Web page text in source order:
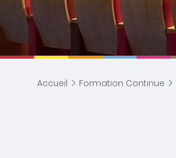
Accueil Formation Continue